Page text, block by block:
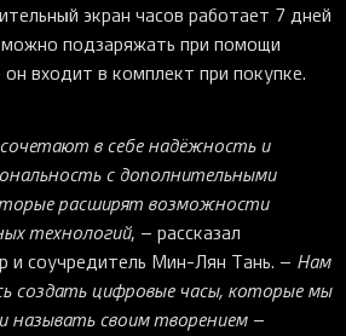
экран часов работает 7 дней
подзаряжать при помощи
входит в комплект при покупке.
в себе надёжность и
с дополнительными
расширят возможности
технологий, – рассказал
и соучредитель Мин-Лян Тань. – Нам
создать цифровые часы, которые мы
называть своим творением –